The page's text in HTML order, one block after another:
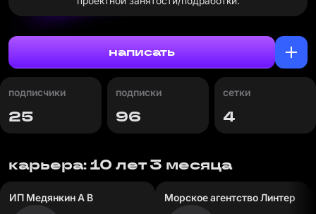
написать
подписчики
25
подписки
96
сетки
4
карьера: 10 лет 3 месяца
ИП Медянкин А В Морское агентство Линтер